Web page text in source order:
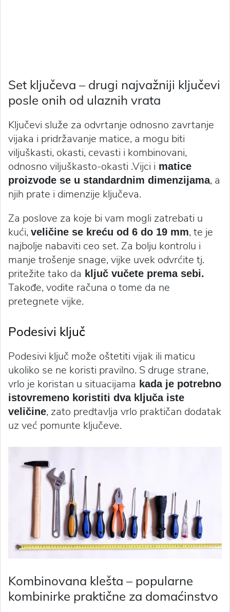
Set ključeva – drugi najvažniji ključevi
posle onih od ulaznih vrata
Ključevi služe za odvrtanje odnosno zavrtanje
vijaka i pridržavanje matice, a mogu biti
viljuškasti, okasti, cevasti i kombinovani,
odnosno viljuškasto-okasti .Vijci i matice
proizvode se u standardnim dimenzijama, a
njih prate i dimenzije ključeva.
Za poslove za koje bi vam mogli zatrebati u
kući, veličine se kreću od 6 do 19 mm, te je
najbolje nabaviti ceo set. Za bolju kontrolu i
manje trošenje snage, vijke uvek odvrćite tj.
pritežite tako da ključ vučete prema sebi.
Takođe, vodite računa o tome da ne
pretegnete vijke.
Podesivi ključ
Podesivi ključ može oštetiti vijak ili maticu
ukoliko se ne koristi pravilno. S druge strane,
vrlo je koristan u situacijama kada je potrebno
istovremeno koristiti dva ključa iste
veličine, zato predtavlja vrlo praktičan dodatak
uz već pomunte ključeve.
Kombinovana klešta – popularne
kombinirke praktične za domaćinstvo